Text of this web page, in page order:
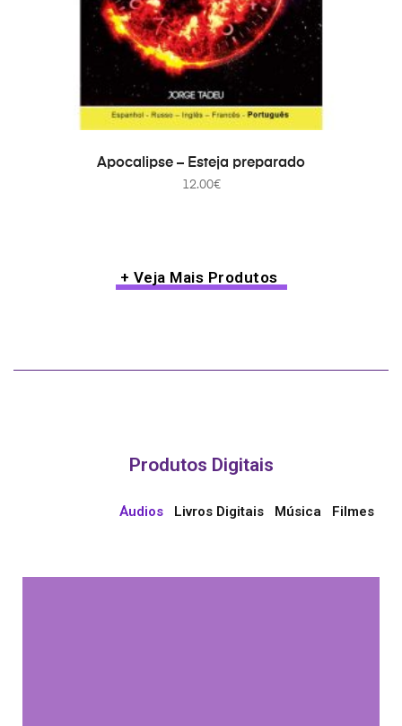
ADICIONAR
Apocalipse – Esteja preparado
12.00€
+ Veja Mais Produtos
Produtos Digitais
Áudios Livros Digitais Música Filmes